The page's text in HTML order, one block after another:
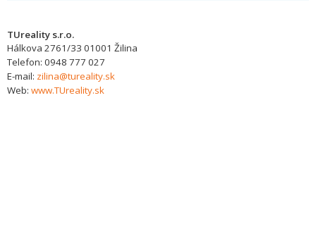
TUreality s.r.o.
Hálkova 2761/33 01001 Žilina
Telefon: 0948 777 027
E-mail: zilina@tureality.sk
Web: www.TUreality.sk